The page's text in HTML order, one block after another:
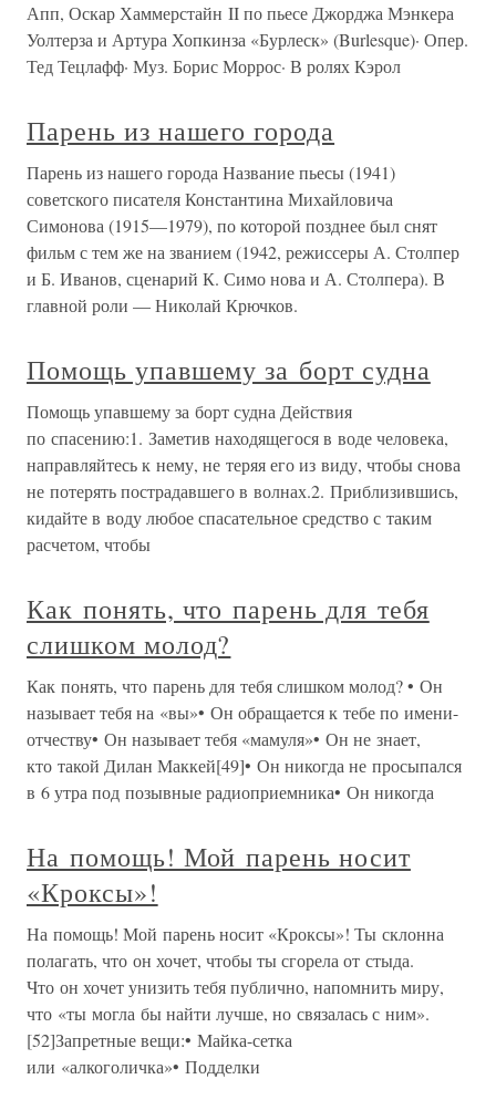
Апп, Оскар Хаммерстайн II по пьесе Джорджа Мэнкера
Уолтерза и Артура Хопкинза «Бурлеск» (Burlesque)· Опер.
Тед Тецлафф· Муз. Борис Моррос· В ролях Кэрол
Парень из нашего города
Парень из нашего города Название пьесы (1941)
советского писателя Константина Михайловича
Симонова (1915—1979), по которой позднее был снят
фильм с тем же на званием (1942, режиссеры А. Столпер
и Б. Иванов, сценарий К. Симо нова и А. Столпера). В
главной роли — Николай Крючков.
Помощь упавшему за борт судна
Помощь упавшему за борт судна Действия
по спасению:1. Заметив находящегося в воде человека,
направляйтесь к нему, не теряя его из виду, чтобы снова
не потерять пострадавшего в волнах.2. Приблизившись,
кидайте в воду любое спасательное средство с таким
расчетом, чтобы
Как понять, что парень для тебя
слишком молод?
Как понять, что парень для тебя слишком молод? • Он
называет тебя на «вы»• Он обращается к тебе по имени-
отчеству• Он называет тебя «мамуля»• Он не знает,
кто такой Дилан Маккей[49]• Он никогда не просыпался
в 6 утра под позывные радиоприемника• Он никогда
На помощь! Мой парень носит
«Кроксы»!
На помощь! Мой парень носит «Кроксы»! Ты склонна
полагать, что он хочет, чтобы ты сгорела от стыда.
Что он хочет унизить тебя публично, напомнить миру,
что «ты могла бы найти лучше, но связалась с ним».
[52]Запретные вещи:• Майка-сетка
или «алкоголичка»• Подделки